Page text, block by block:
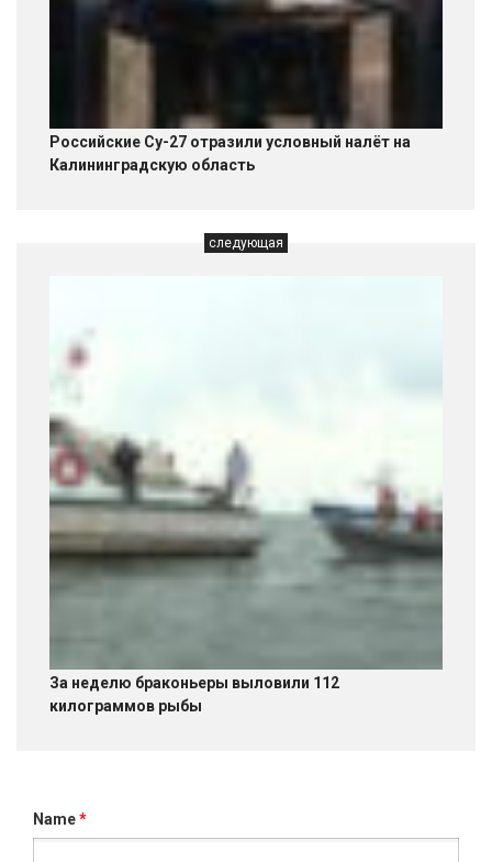
Российские Су-27 отразили условный налёт на
Калининградскую область
следующая
За неделю браконьеры выловили 112
килограммов рыбы
Name*